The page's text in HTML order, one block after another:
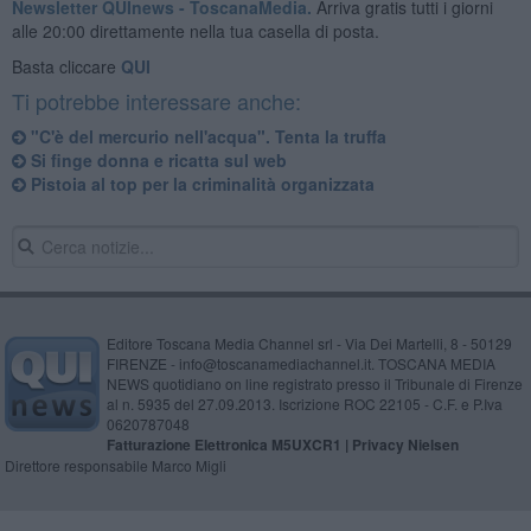
Newsletter QUInews - ToscanaMedia. Arriva gratis tutti i giorni
alle 20:00 direttamente nella tua casella di posta.
Basta cliccare QUI
Ti potrebbe interessare anche:
"C'è del mercurio nell'acqua". Tenta la truffa
Si finge donna e ricatta sul web
Pistoia al top per la criminalità organizzata
Editore Toscana Media Channel srl - Via Dei Martelli, 8 - 50129
FIRENZE - info@toscanamediachannel.it. TOSCANA MEDIA
NEWS quotidiano on line registrato presso il Tribunale di Firenze
al n. 5935 del 27.09.2013. Iscrizione ROC 22105 - C.F. e P.Iva
0620787048
Fatturazione Elettronica M5UXCR1 | Privacy Nielsen
Direttore responsabile Marco Migli